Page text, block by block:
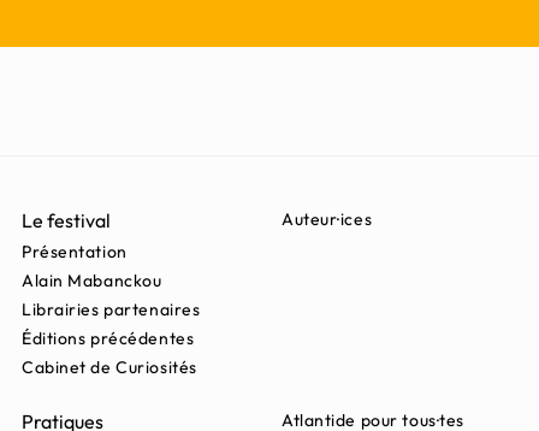
Le festival
Présentation
Alain Mabanckou
Librairies partenaires
Éditions précédentes
Cabinet de Curiosités
Auteur·ices
Pratiques Atlantide pour tous·tes